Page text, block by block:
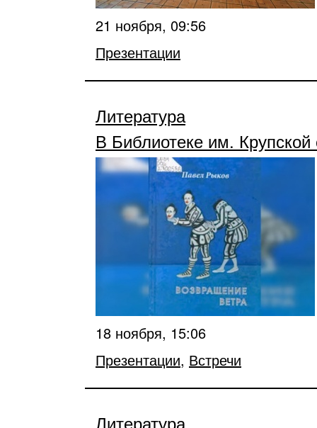
21 ноября, 09:56
Презентации
Литература
В Библиотеке им.
18 ноября, 15:06
Презентации, Встречи
Литература